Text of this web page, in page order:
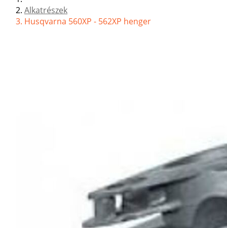
Alkatrészek
Husqvarna 560XP - 562XP henger